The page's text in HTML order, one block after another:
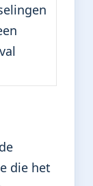
die het